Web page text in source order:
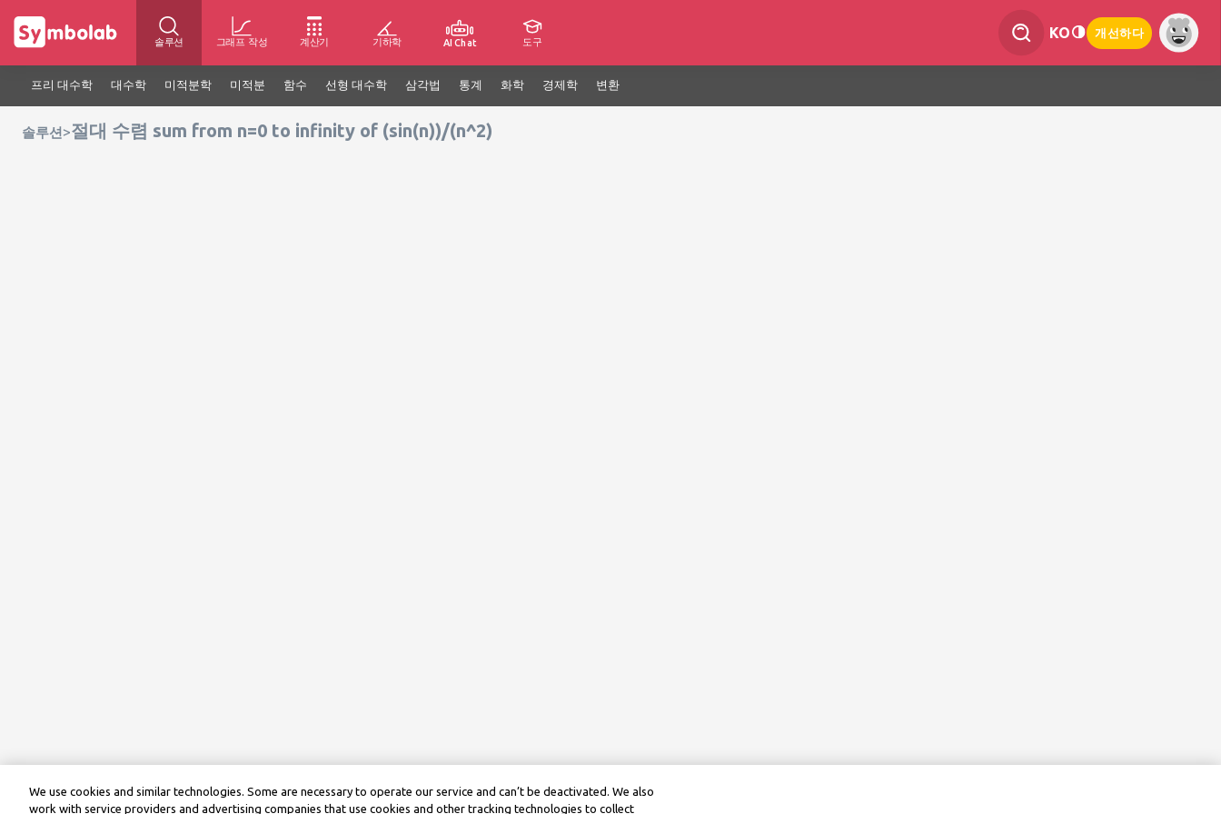
솔루션 그래프 작성 계산기 기하학 AI Chat 도구
KO 개선하다
프리 대수학 대수학 미적분학 미적분 함수 선형 대수학 삼각법 통계 화학 경제학 변환
솔루션 >절대 수렴 sum from n=0 to infinity of (sin(n))/(n^2)
We use cookies and similar technologies. Some are necessary to operate our service and can’t be deactivated. We also
work with service providers and advertising companies that use cookies and other tracking technologies to collect